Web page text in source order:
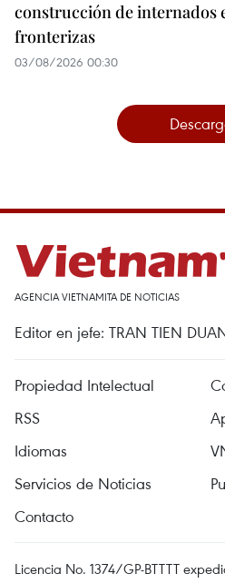
construcción de internados
fronterizas
03/08/2026 00:30
AGENCIA VIETNAMITA DE NOTICIAS
Editor en jefe: TRAN TIEN
Propiedad Intelectual
RSS
Idiomas
Servicios de Noticias
Contacto
Licencia No. 1374/GP-BTTTT